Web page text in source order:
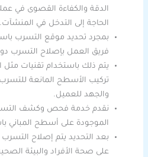
الدقة والكفاءة القصوى في
الحاجة إلى التدخل في المنشآت.
بمجرد تحديد موقع التسرب
فريق العمل بإصلاح التسرب
يتم ذلك باستخدام تقنيات مثل
تركيب الأسطح المانعة
والجهد للعميل.
نقدم خدمة فحص وكشف
الموجودة على أسطح المباني
بعد التحديد يتم إصلاح
على صحة الأفراد والبيئة